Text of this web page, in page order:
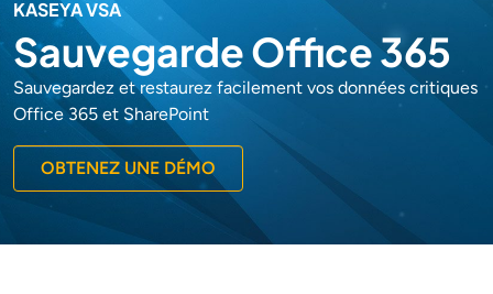
KASEYA VSA
Sauvegarde Office 365
Sauvegardez et restaurez facilement vos données critiques
Office 365 et SharePoint
OBTENEZ UNE DÉMO